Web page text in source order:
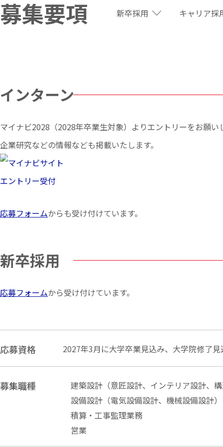
募集要項 新卒採用 キャリア採
インターン
マイナビ2028（2028年卒業生対象）よりエントリーをお願い
企業研究などの情報なども掲載いたします。
応募フォームからも受け付けています。
新卒採用
応募フォームから受け付けています。
応募資格 2027年3月に大学卒業見込み、大学院修了見
募集職種 建築設計 （意匠設計、インテリア設計、 構
設備設計 （電気設備設計、機械設備設計）
積算・工事監理業務
営業